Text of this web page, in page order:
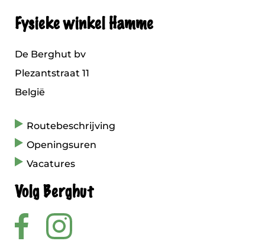
Fysieke winkel Hamme
De Berghut bv
Plezantstraat 11
België
Routebeschrijving
Openingsuren
Vacatures
Volg Berghut